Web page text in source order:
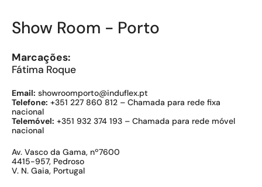
Show Room - Porto
Marcações:
Fátima Roque
Email: showroomporto@induflex.pt
Telefone: +351 227 860 812 – Chamada para rede fixa
nacional
Telemóvel: +351 932 374 193 – Chamada para rede móvel
nacional
Av. Vasco da Gama, nº7600
4415-957, Pedroso
V. N. Gaia, Portugal